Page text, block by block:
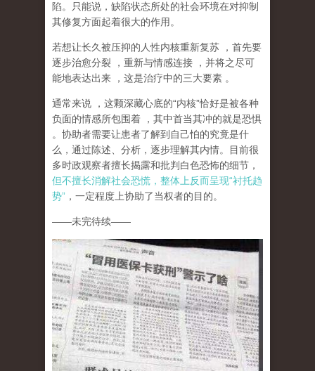
陷。只能说， 缺陷状态所处的社会环境在对抑制
其修复方面起着很大的作用。
若想让长久被压抑的人性内核重新复苏
，首先要
逐步治愈分裂
，重新与情感连接
，并将之尽可
能地表达出来
，这是治疗中的三大要素 。
通常来说 ，这颗深藏心底的“内核”恰好是被各种
负面的情感所包围着
，其中首当其冲的就是恐惧
。协助者需要让患者了解到自己怕的究竟是什
么，通过陈述、分析，逐步理解其内情。目前很
多时政观察者擅长揭露和批判白色恐怖的细节，
但不擅长消解社会恐慌，整体上反而呈现“衬托趋
势” ，一定程度上协助了当权者的目的。
——未完待续——